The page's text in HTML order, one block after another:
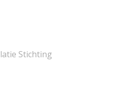
Stichting